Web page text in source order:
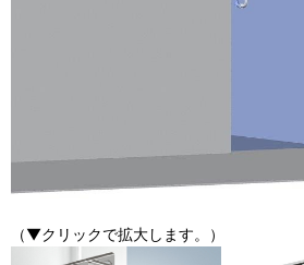
（▼クリックで拡大します。）